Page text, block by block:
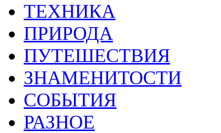
ТЕХНИКА
ПРИРОДА
ПУТЕШЕСТВИЯ
ЗНАМЕНИТОСТИ
СОБЫТИЯ
РАЗНОЕ